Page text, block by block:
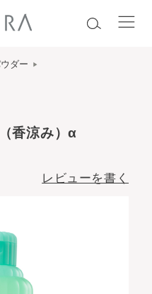
ダー
香涼み）α
レビューを書く